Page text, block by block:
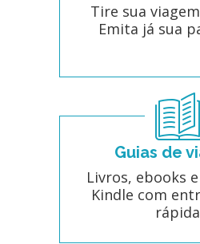
Tire sua
Emita já sua
Guias de
Livros, ebooks
Kindle com